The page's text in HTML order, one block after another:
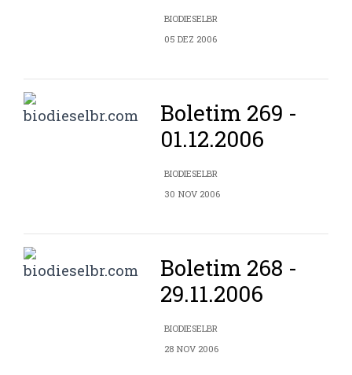
BIODIESELBR
05 DEZ 2006
Boletim 269 -
01.12.2006
BIODIESELBR
30 NOV 2006
Boletim 268 -
29.11.2006
BIODIESELBR
28 NOV 2006